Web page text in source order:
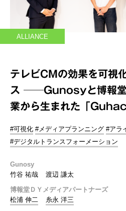
ALLIANCE
テレビCMの効果を可視
ス ──Gunosyと博報堂
業から生まれた「
#可視化 #メディアプランニング #アラ
#デジタルトランスフォーメーション
Gunosy
竹谷 祐哉
渡辺 謙太
博報堂ＤＹメディアパートナーズ
松浦 伸二
糸永 洋三